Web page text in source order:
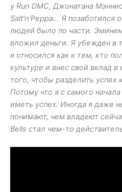
у Run DMC, Джонатана
Salt’n’Peppa… Я позаботился
людей было по части.
вложил деньги. Я убежден в
я относился как к тем, кто
культуре и внес свой вклад
того, чтобы разделить успех
Потому что я с самого
иметь успех. Иногда я даже
понимают, чем владеют
Bells стал чем-то